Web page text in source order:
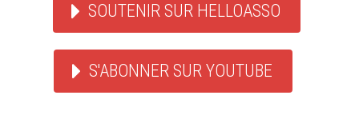
SOUTENIR SUR HELLOASSO
S'ABONNER SUR YOUTUBE